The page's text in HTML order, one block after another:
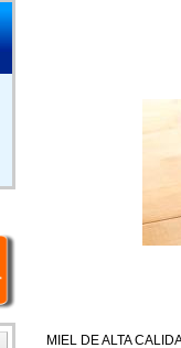
MIEL DE ALTA